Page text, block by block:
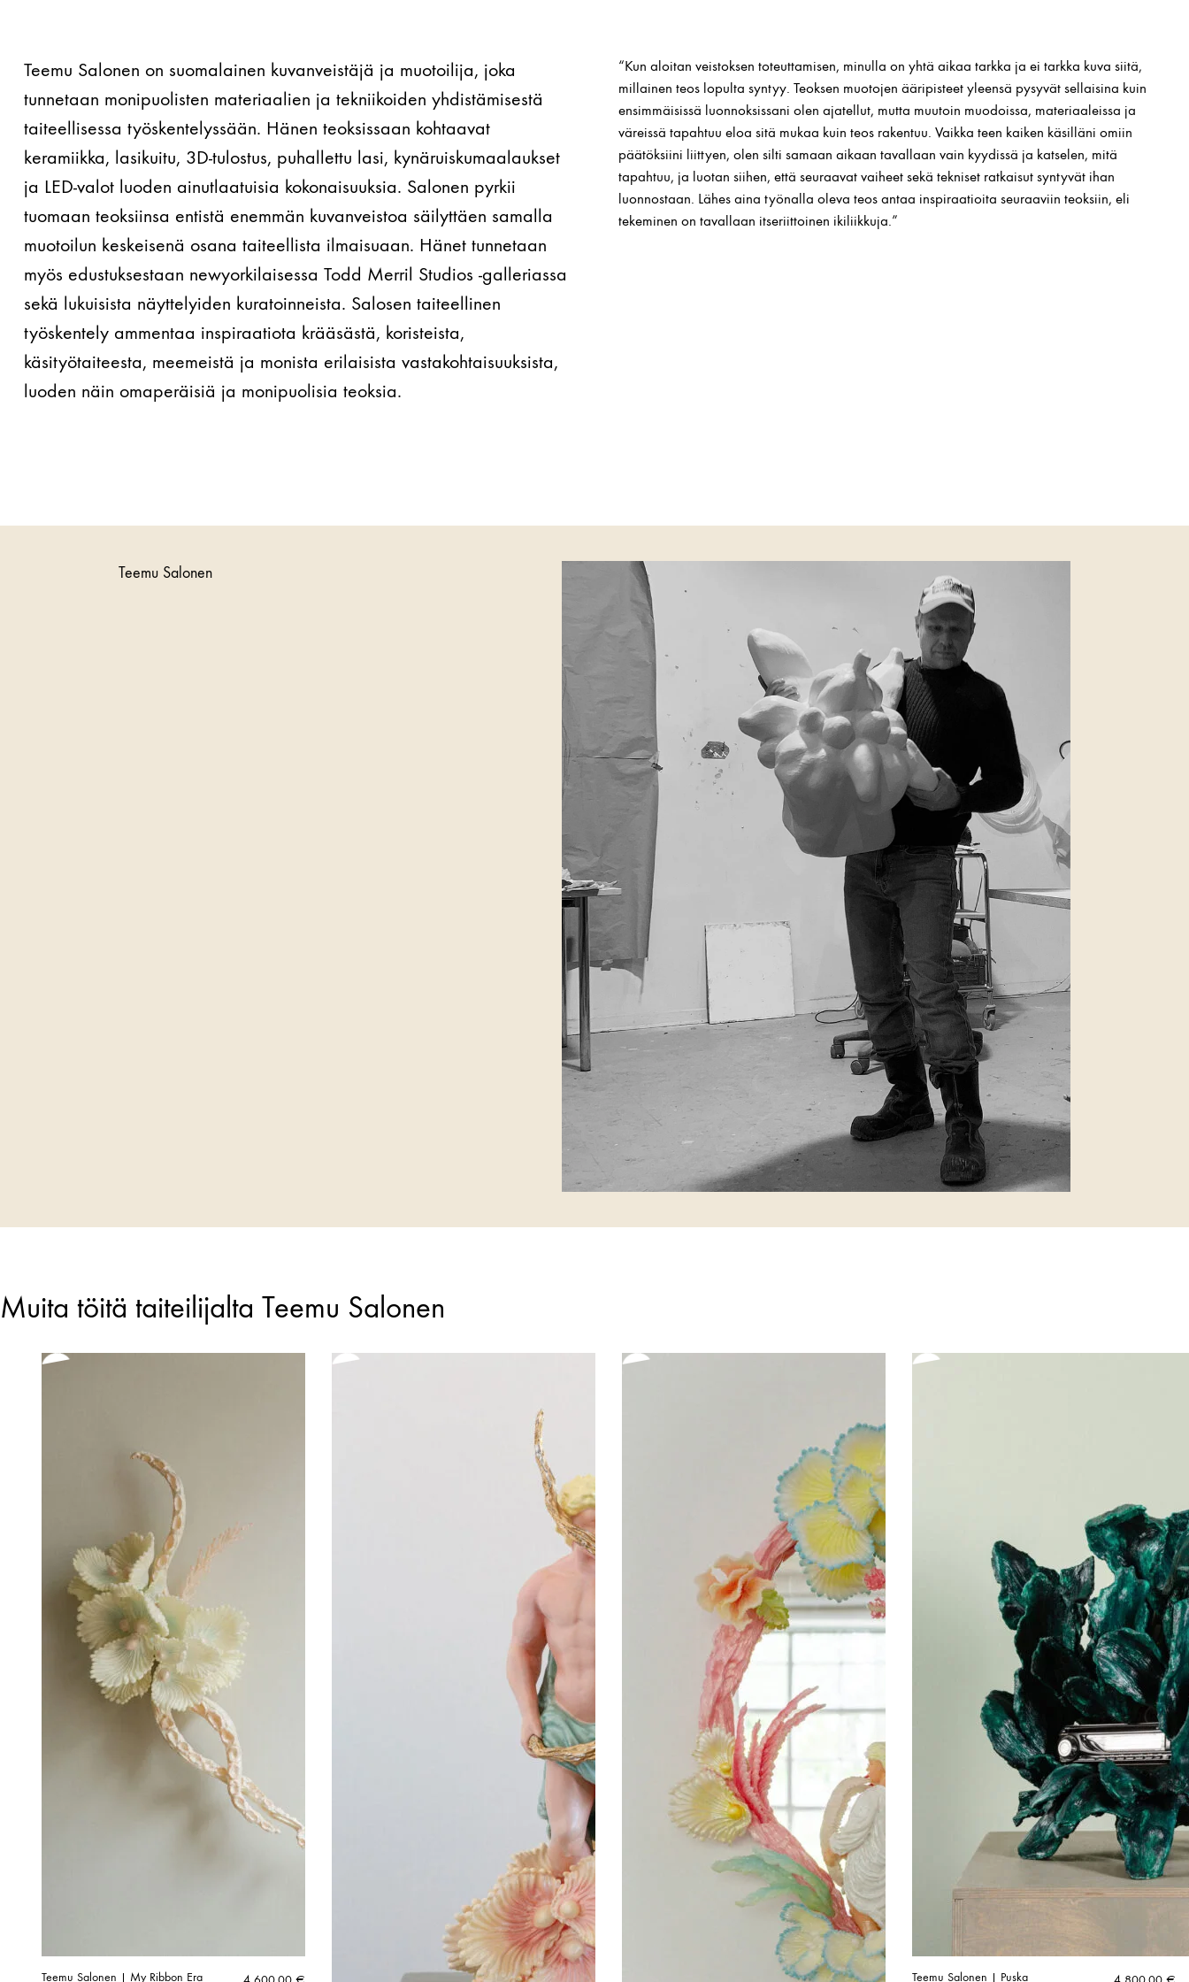
Teemu Salonen on suomalainen kuvanveistäjä ja muotoilija, joka
tunnetaan monipuolisten materiaalien ja tekniikoiden yhdistämisestä
taiteellisessa työskentelyssään. Hänen teoksissaan kohtaavat
keramiikka, lasikuitu, 3D-tulostus, puhallettu lasi, kynäruiskumaalaukset
ja LED-valot luoden ainutlaatuisia kokonaisuuksia. Salonen pyrkii
tuomaan teoksiinsa entistä enemmän kuvanveistoa säilyttäen samalla
muotoilun keskeisenä osana taiteellista ilmaisuaan. Hänet tunnetaan
myös edustuksestaan newyorkilaisessa Todd Merril Studios -galleriassa
sekä lukuisista näyttelyiden kuratoinneista. Salosen taiteellinen
työskentely ammentaa inspiraatiota krääsästä, koristeista,
käsityötaiteesta, meemeistä ja monista erilaisista vastakohtaisuuksista,
luoden näin omaperäisiä ja monipuolisia teoksia.
“Kun aloitan veistoksen toteuttamisen, minulla on yhtä aikaa tarkka ja ei tarkka kuva siitä,
millainen teos lopulta syntyy. Teoksen muotojen ääripisteet yleensä pysyvät sellaisina kuin
ensimmäisissä luonnoksissani olen ajatellut, mutta muutoin muodoissa, materiaaleissa ja
väreissä tapahtuu eloa sitä mukaa kuin teos rakentuu. Vaikka teen kaiken käsilläni omiin
päätöksiini liittyen, olen silti samaan aikaan tavallaan vain kyydissä ja katselen, mitä
tapahtuu, ja luotan siihen, että seuraavat vaiheet sekä tekniset ratkaisut syntyvät ihan
luonnostaan. Lähes aina työnalla oleva teos antaa inspiraatioita seuraaviin teoksiin, eli
tekeminen on tavallaan itseriittoinen ikiliikkuja.”
Teemu Salonen
Muita töitä taiteilijalta Teemu Salonen
Teemu Salonen | My Ribbon Era Teemu Salonen | Puska